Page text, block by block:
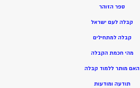
ספר הזוהר
קבלה לעם ישראל
קבלה למתחילים
מהי חכמת הקבלה
האם מותר ללמוד קבלה
תודעה ומודעות